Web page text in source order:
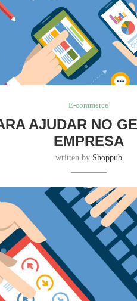
E-commerce
AJUDAR NO
EMPRESA
written by Shoppub